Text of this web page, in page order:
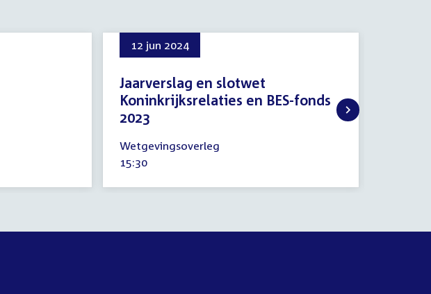
12 jun 2024
Jaarverslag en slotwet
Koninkrijksrelaties en BES-fonds
2023
juni
2024
Wetgevingsoverleg
Tijd
15:30